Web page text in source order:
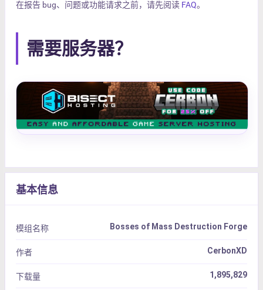
在报告 bug、问题或功能请求之前，请先阅读 FAQ。
需要服务器？
基本信息
模组名称 Bosses of Mass Destruction Forge
作者 CerbonXD
下载量 1,895,829